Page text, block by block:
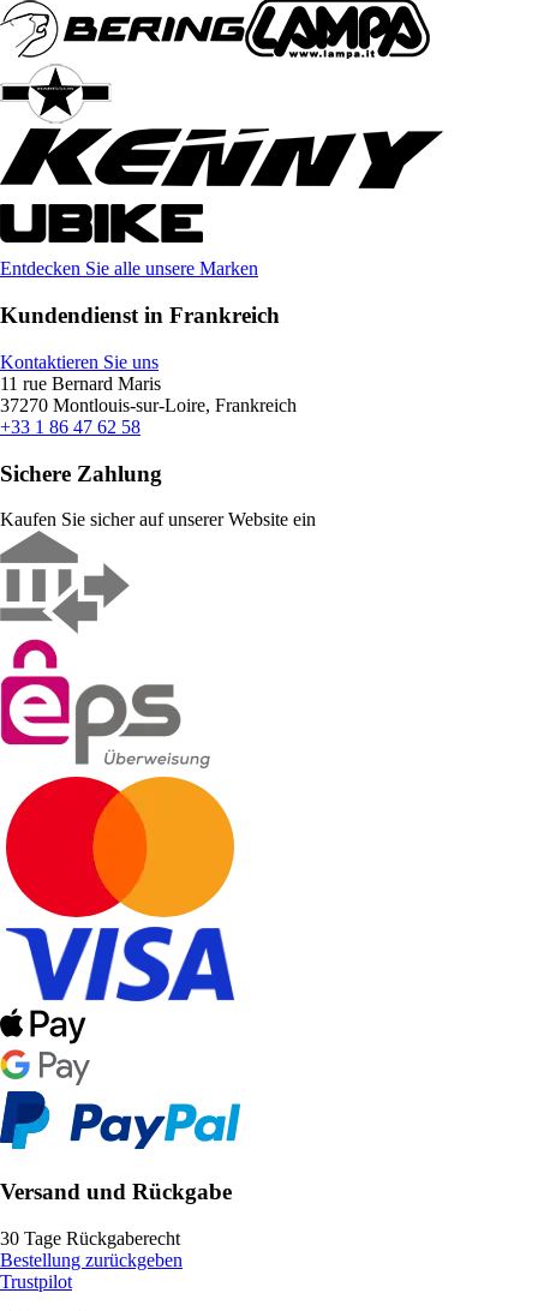
Entdecken Sie alle unsere Marken
Kundendienst in Frankreich
Kontaktieren Sie uns
11 rue Bernard Maris
37270 Montlouis-sur-Loire, Frankreich
+33 1 86 47 62 58
Sichere Zahlung
Kaufen Sie sicher auf unserer Website ein
Versand und Rückgabe
30 Tage Rückgaberecht
Bestellung zurückgeben
Trustpilot